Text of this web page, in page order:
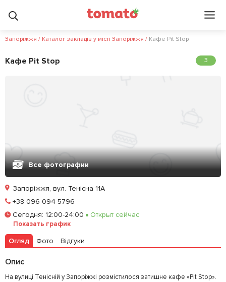
Запоріжжя / Каталог закладів у місті Запоріжжя / Кафе Pit Stop
Кафе Pit Stop 3
Все фотографии
Залишити відгук
Запоріжжя, вул. Тенісна 11А
+38 096 094 5796
Сегодня: 12:00-24:00 Открыт сейчас
Показать график
Огляд Фото Відгуки
Опис
На вулиці Тенісній у Запоріжжі розмістилося затишне кафе «Pit Stop».